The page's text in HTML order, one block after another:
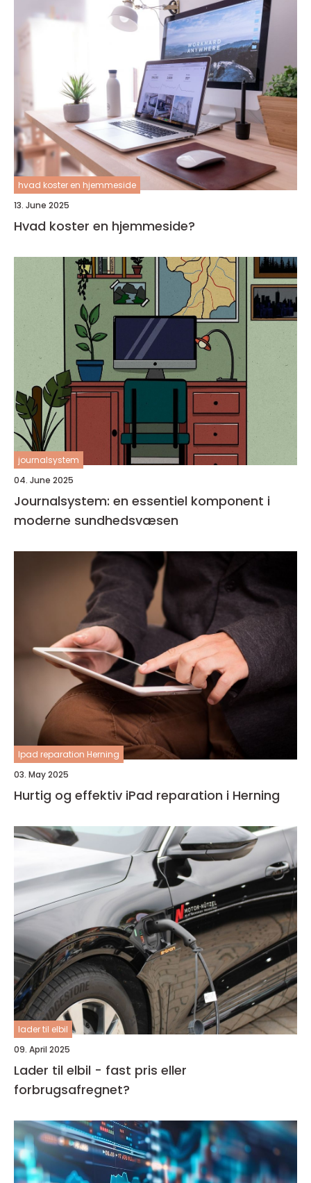
hvad koster en hjemmeside
13. June 2025
Hvad koster en hjemmeside?
journalsystem
04. June 2025
Journalsystem: en essentiel komponent i
moderne sundhedsvæsen
Ipad reparation Herning
03. May 2025
Hurtig og effektiv iPad reparation i Herning
lader til elbil
09. April 2025
Lader til elbil - fast pris eller
forbrugsafregnet?